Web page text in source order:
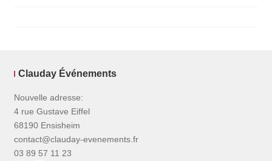
Clauday Événements
Nouvelle adresse:
4 rue Gustave Eiffel
68190 Ensisheim
contact@clauday-evenements.fr
03 89 57 11 23